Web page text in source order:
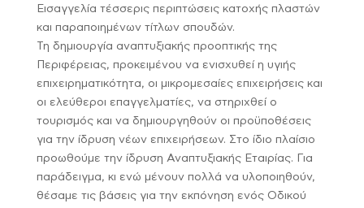
Εισαγγελία τέσσερις περιπτώσεις κατοχής πλαστών
και παραποιημένων τίτλων σπουδών.
Τη δημιουργία αναπτυξιακής προοπτικής της
Περιφέρειας, προκειμένου να ενισχυθεί η υγιής
επιχειρηματικότητα, οι μικρομεσαίες επιχειρήσεις και
οι ελεύθεροι επαγγελματίες, να στηριχθεί ο
τουρισμός και να δημιουργηθούν οι προϋποθέσεις
για την ίδρυση νέων επιχειρήσεων. Στο ίδιο πλαίσιο
προωθούμε την ίδρυση Αναπτυξιακής Εταιρίας. Για
παράδειγμα, κι ενώ μένουν πολλά να υλοποιηθούν,
θέσαμε τις βάσεις για την εκπόνηση ενός Οδικού